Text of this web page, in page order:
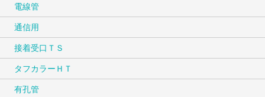
電線管
通信用
接着受口ＴＳ
タフカラーＨＴ
有孔管